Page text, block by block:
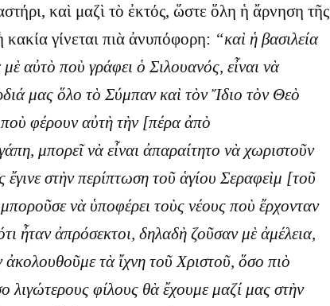
καὶ μαζὶ τὸ ἐκτός, ὥστε ὅλη ἡ ἄρνηση τῆς
κακία γίνεται πιὰ ἀνυπόφορη: “καὶ ἡ βασιλεία
αὐτὸ ποὺ γράφει ὁ Σιλουανός, εἶναι νὰ
μας ὅλο τὸ Σύμπαν καὶ τὸν Ἴδιο τὸν Θεὸ
φέρουν αὐτὴ τὴν [πέρα ἀπὸ
μπορεῖ νὰ εἶναι ἀπαραίτητο νὰ χωριστοῦν
στὴν περίπτωση τοῦ ἁγίου Σεραφεὶμ [τοῦ
νὰ ὑποφέρει τοὺς νέους ποὺ ἔρχονταν
ἦταν ἀπρόσεκτοι, δηλαδὴ ζοῦσαν μὲ ἀμέλεια,
τὰ ἴχνη τοῦ Χριστοῦ, ὅσο πιὸ
λιγώτερους φίλους θὰ ἔχουμε μαζί μας στὴν